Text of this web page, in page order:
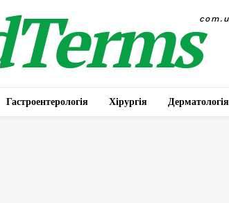
Гастроентерологія Хірургія Дерматологія